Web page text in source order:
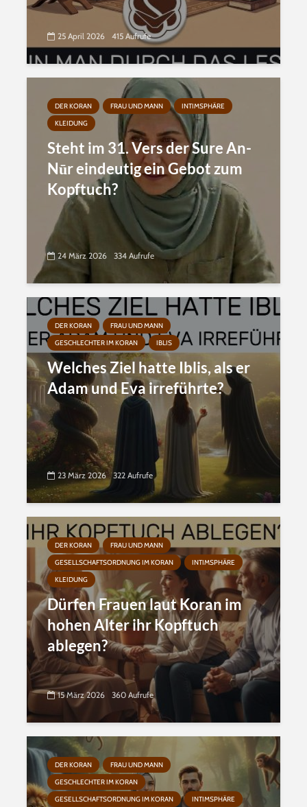
25 April 2026 415 Aufrufe
DER KORAN FRAU UND MANN
INTIMSPHÄRE
KLEIDUNG
Steht im 31. Vers der Sure An-
Nūr eindeutig ein Gebot zum
Kopftuch?
24 März 2026 334 Aufrufe
DER KORAN
FRAU UND MANN
GESCHLECHTER IM KORAN
IBLIS
Welches Ziel hatte Iblis, als er
Adam und Eva irreführte?
23 März 2026 322 Aufrufe
DER KORAN
FRAU UND MANN
GESELLSCHAFTSORDNUNG IM KORAN
INTIMSPHÄRE
KLEIDUNG
Dürfen Frauen laut Koran im
hohen Alter ihr Kopftuch
ablegen?
15 März 2026 360 Aufrufe
DER KORAN
FRAU UND MANN
GESCHLECHTER IM KORAN
GESELLSCHAFTSORDNUNG IM KORAN
INTIMSPHÄRE